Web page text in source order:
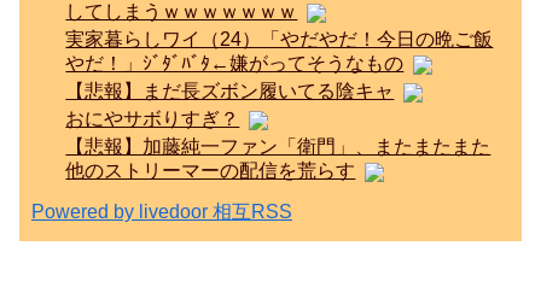
してしまうｗｗｗｗｗｗｗ
実家暮らしワイ（24）「やだやだ！今日の晩ご飯
やだ！」ｼﾞﾀﾞﾊﾞﾀ←嫌がってそうなもの
【悲報】まだ長ズボン履いてる陰キャ
おにやサボりすぎ？
【悲報】加藤純一ファン「衛門」、またまたまた
他のストリーマーの配信を荒らす
Powered by livedoor 相互RSS